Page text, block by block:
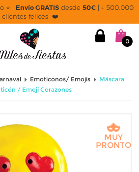
⭐ | Envío GRATISdesde 50€| + 500.000
clientes felices ❤️
0
Emoticonos/ Emojis
Máscara
/ Emoji Corazones
MUY
PRONTO